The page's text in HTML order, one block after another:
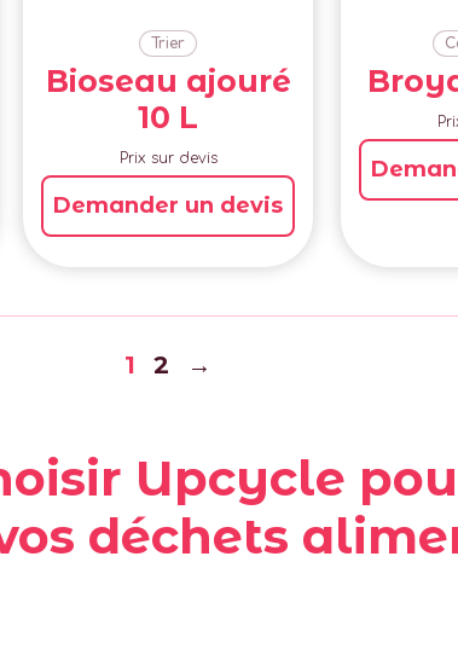
Trier
Bioseau ajouré
10 L
Prix sur devis
Demander un devis
1 2 →
Upcycle
déchets